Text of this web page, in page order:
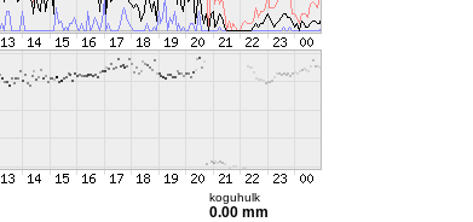
koguhulk
0.00 mm